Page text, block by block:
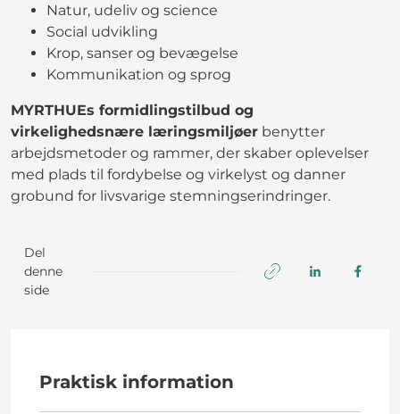
Natur, udeliv og science
Social udvikling
Krop, sanser og bevægelse
Kommunikation og sprog
MYRTHUEs formidlingstilbud og
virkelighedsnære læringsmiljøer benytter
arbejdsmetoder og rammer, der skaber oplevelser
med plads til fordybelse og virkelyst og danner
grobund for livsvarige stemningserindringer.
Del
denne
side
Praktisk information